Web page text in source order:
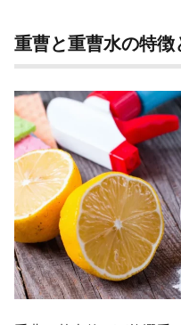
重曹と重曹水の特徴